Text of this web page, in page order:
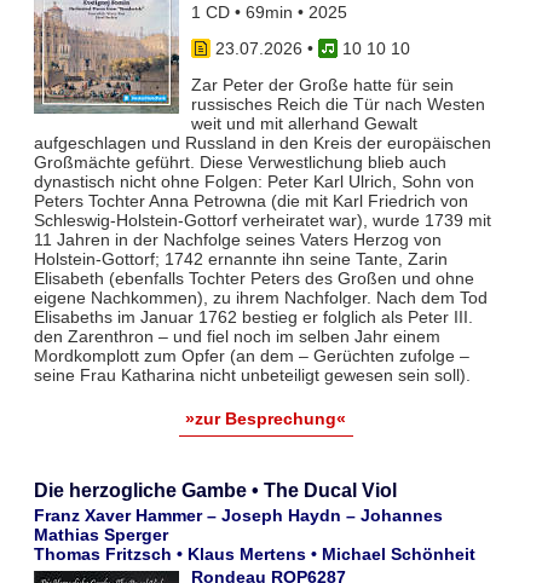
1 CD • 69min • 2025
23.07.2026 •
10 10 10
Zar Peter der Große hatte für sein
russisches Reich die Tür nach Westen
weit und mit allerhand Gewalt
aufgeschlagen und Russland in den Kreis der europäischen
Großmächte geführt. Diese Verwestlichung blieb auch
dynastisch nicht ohne Folgen: Peter Karl Ulrich, Sohn von
Peters Tochter Anna Petrowna (die mit Karl Friedrich von
Schleswig-Holstein-Gottorf verheiratet war), wurde 1739 mit
11 Jahren in der Nachfolge seines Vaters Herzog von
Holstein-Gottorf; 1742 ernannte ihn seine Tante, Zarin
Elisabeth (ebenfalls Tochter Peters des Großen und ohne
eigene Nachkommen), zu ihrem Nachfolger. Nach dem Tod
Elisabeths im Januar 1762 bestieg er folglich als Peter III.
den Zarenthron – und fiel noch im selben Jahr einem
Mordkomplott zum Opfer (an dem – Gerüchten zufolge –
seine Frau Katharina nicht unbeteiligt gewesen sein soll).
»zur Besprechung«
Die herzogliche Gambe • The Ducal Viol
Franz Xaver Hammer – Joseph Haydn – Johannes
Mathias Sperger
Thomas Fritzsch • Klaus Mertens • Michael Schönheit
Rondeau ROP6287